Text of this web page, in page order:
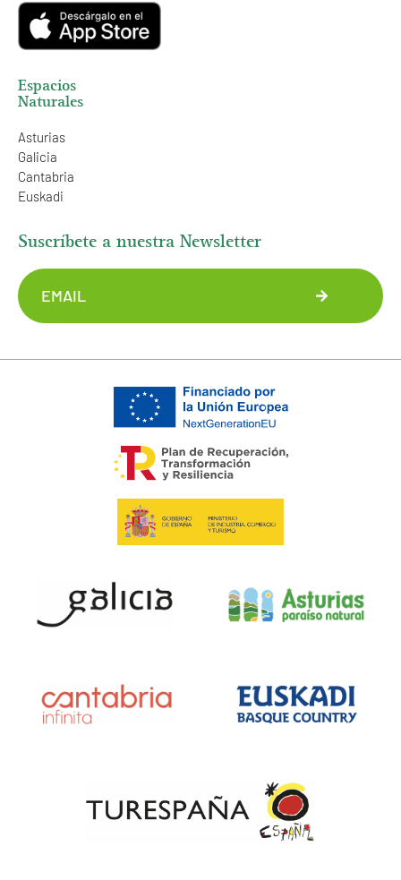
Espacios
Naturales
Asturias
Galicia
Cantabria
Euskadi
Suscríbete a nuestra Newsletter